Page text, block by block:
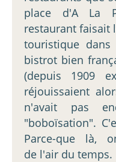
place d'A La
restaurant faisait
touristique
bistrot bien
(depuis 1909
réjouissaient
n'avait pas
"boboïsation".
Parce-que là,
de l'air du temps.